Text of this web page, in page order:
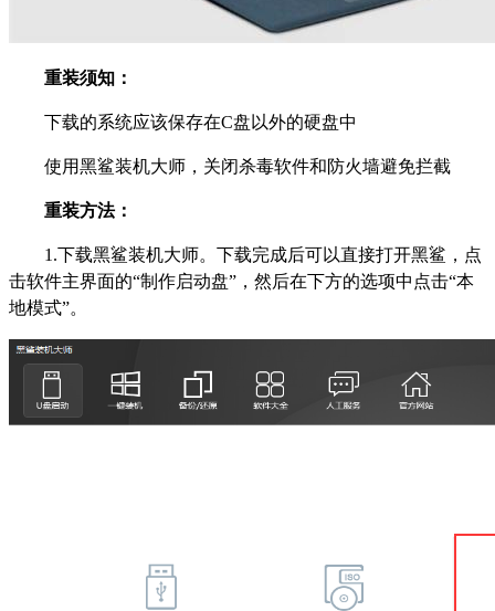
重装须知：
下载的系统应该保存在C盘以外的硬盘中
使用黑鲨装机大师，关闭杀毒软件和防火墙避免拦截
重装方法：
1.下载黑鲨装机大师。下载完成后可以直接打开黑鲨，点
击软件主界面的“制作启动盘”，然后在下方的选项中点击“本
地模式”。